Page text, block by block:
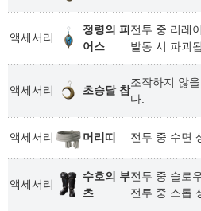
액세서리
정령의 피
어스
전투 중 리레
발동 시 파괴
액세서리 초승달 참
조작하지 않
다.
액세서리 머리띠 전투 중 수면
액세서리
수호의 부
츠
전투 중 슬로
전투 중 스톱